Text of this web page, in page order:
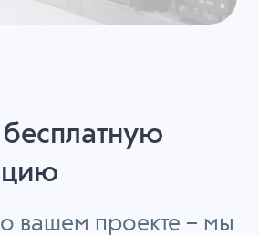
вашем проекте – мы